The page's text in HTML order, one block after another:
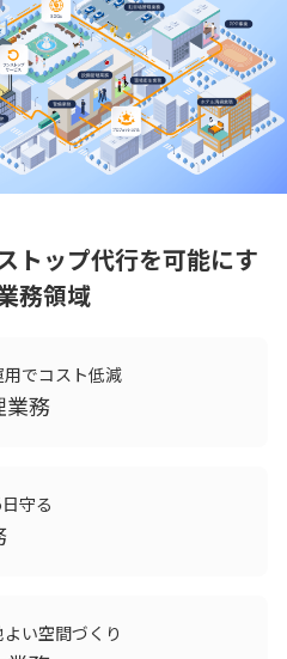
トップ代行を可能にす
務領域
でコスト低減
業務
守る
い空間づくり